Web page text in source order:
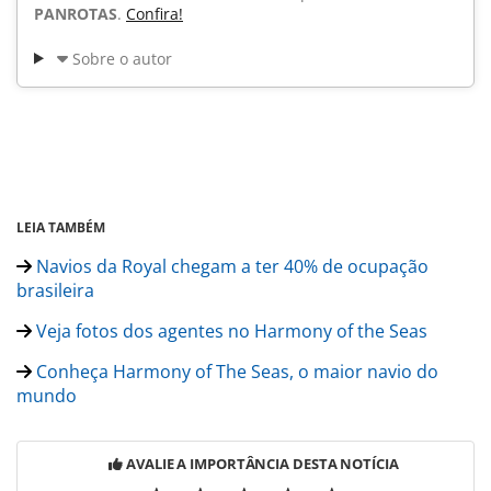
PANROTAS. Confira!
Sobre o autor
LEIA TAMBÉM
Navios da Royal chegam a ter 40% de ocupação
brasileira
Veja fotos dos agentes no Harmony of the Seas
Conheça Harmony of The Seas, o maior navio do
mundo
AVALIE A IMPORTÂNCIA DESTA NOTÍCIA